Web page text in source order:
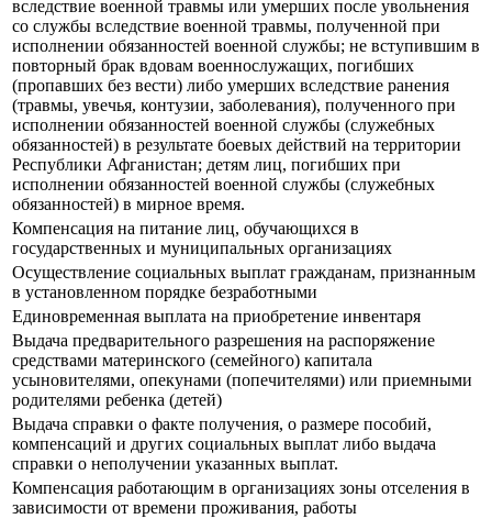
вследствие военной травмы или умерших после увольнения
со службы вследствие военной травмы, полученной при
исполнении обязанностей военной службы; не вступившим в
повторный брак вдовам военнослужащих, погибших
(пропавших без вести) либо умерших вследствие ранения
(травмы, увечья, контузии, заболевания), полученного при
исполнении обязанностей военной службы (служебных
обязанностей) в результате боевых действий на территории
Республики Афганистан; детям лиц, погибших при
исполнении обязанностей военной службы (служебных
обязанностей) в мирное время.
Компенсация на питание лиц, обучающихся в
государственных и муниципальных организациях
Осуществление социальных выплат гражданам, признанным
в установленном порядке безработными
Единовременная выплата на приобретение инвентаря
Выдача предварительного разрешения на распоряжение
средствами материнского (семейного) капитала
усыновителями, опекунами (попечителями) или приемными
родителями ребенка (детей)
Выдача справки о факте получения, о размере пособий,
компенсаций и других социальных выплат либо выдача
справки о неполучении указанных выплат.
Компенсация работающим в организациях зоны отселения в
зависимости от времени проживания, работы